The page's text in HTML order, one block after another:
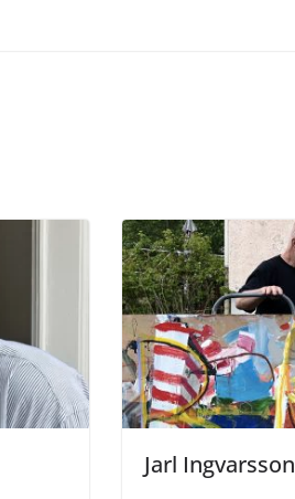
Jarl Ingvarsson